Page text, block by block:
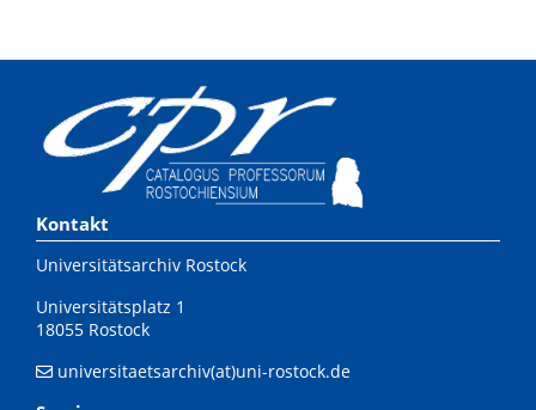
Kontakt
Universitätsarchiv Rostock
Universitätsplatz 1
18055 Rostock
universitaetsarchiv(at)uni-rostock.de